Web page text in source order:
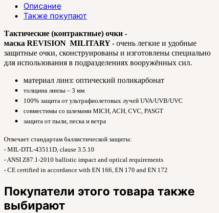
Описание
Также покупают
Тактические (контрактные) очки -
маска REVISION MILITARY- очень легкие и удобные
защитные очки, сконструированы и изготовлены специально
для использования в подразделениях вооружённых сил.
материал линз: оптический поликарбонат
толщина линзы – 3 мм
100% защита от ультрафиолетовых лучей UVA/UVB/UVC
совместимы со шлемами MICH, ACH, CVC, PASGT
защита от пыли, песка и ветра
Отвечает стандартам баллистической защиты:
- MIL-DTL-43511D, clause 3.5.10
- ANSI Z87.1-2010 ballistic impact and optical requirements
- CE certified in accordance with EN 166, EN 170 and EN 172
Покупатели этого товара также
выбирают